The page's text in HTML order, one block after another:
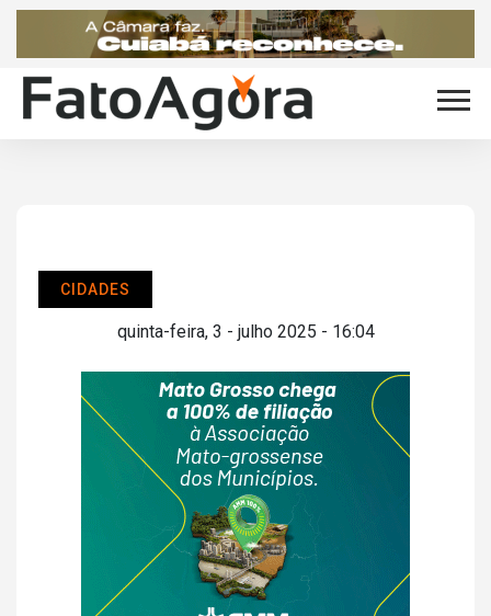
CIDADES
quinta-feira, 3 - julho 2025 - 16:04